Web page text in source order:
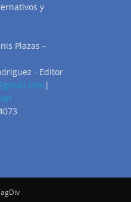
y
Plazas –
- Editor
|